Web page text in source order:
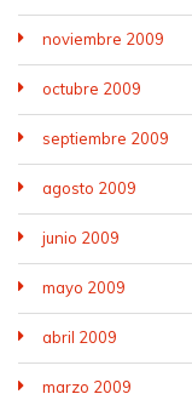
noviembre 2009
octubre 2009
septiembre 2009
agosto 2009
junio 2009
mayo 2009
abril 2009
marzo 2009